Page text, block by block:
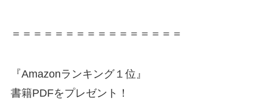
＝＝＝＝＝＝＝＝＝＝＝＝＝＝＝＝
『Amazonランキング１位』
書籍PDFをプレゼント！